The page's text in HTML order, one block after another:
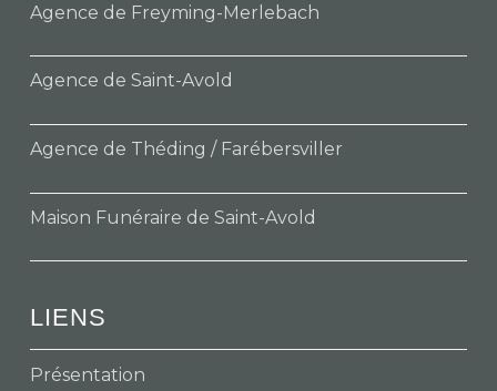
Agence de Freyming-Merlebach
Agence de Saint-Avold
Agence de Théding / Farébersviller
Maison Funéraire de Saint-Avold
LIENS
Présentation